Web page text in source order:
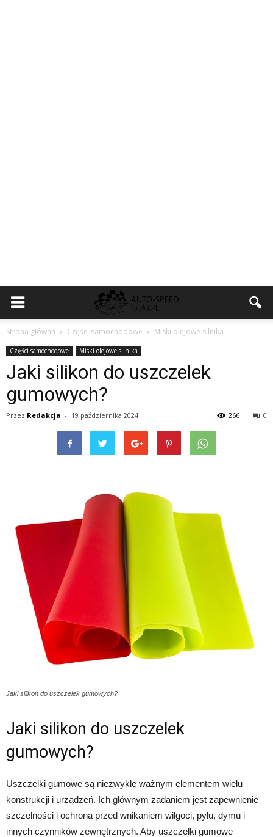
Strona główna Części samochodowe Miski olejowe silnika
Części samochodowe Miski olejowe silnika
Jaki silikon do uszczelek
gumowych?
Przez Redakcja - 19 października 2024 0
266
Jaki silikon do uszczelek gumowych?
Jaki silikon do uszczelek
gumowych?
Uszczelki gumowe są niezwykle ważnym elementem wielu
konstrukcji i urządzeń. Ich głównym zadaniem jest zapewnienie
szczelności i ochrona przed wnikaniem wilgoci, pyłu, dymu i
innych czynników zewnętrznych. Aby uszczelki gumowe